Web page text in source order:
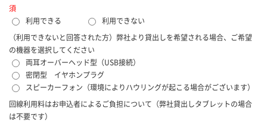
須
利用できる
利用できない
（利用できないと回答された方）弊社より貸出しを希望される場合、ご希望
の機器を選択してください
両耳オーバーヘッド型（USB接続）
密閉型 イヤホンプラグ
スピーカーフォン（環境によりハウリングが起こる場合がございます）
回線利用料はお申込者によるご負担について（弊社貸出しタブレットの場合
は不要です）